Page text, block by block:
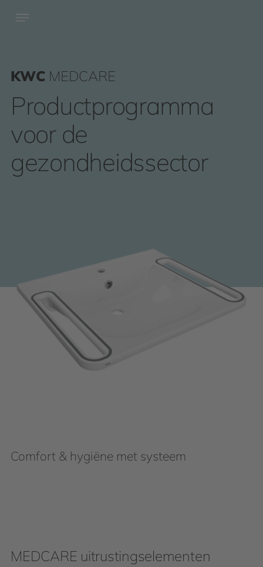
KWC MEDCARE
Productprogramma
voor de
gezondheidssector
Comfort & hygiëne met systeem
MEDCARE uitrustingselementen